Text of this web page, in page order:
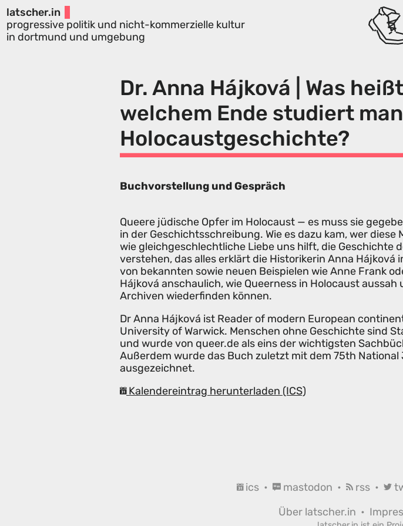
latscher.in
progressive politik und nicht-kommerzielle kultur
in dortmund und umgebung
Dr. Anna Hájková | Was
welchem Ende studiert
Holocaustgeschichte?
Buchvorstellung und Gespräch
Queere jüdische Opfer im Holocaust — es muss sie
in der Geschichtsschreibung. Wie es dazu kam, wer diese
wie gleichgeschlechtliche Liebe uns hilft, die Geschichte
verstehen, das alles erklärt die Historikerin Anna Hájková
von bekannten sowie neuen Beispielen wie Anne Frank
Hájková anschaulich, wie Queerness in Holocaust aussah
Archiven wiederfinden können.
Dr Anna Hájková ist Reader of modern European
University of Warwick. Menschen ohne Geschichte sind
und wurde von queer.de als eins der wichtigsten
Außerdem wurde das Buch zuletzt mit dem 75th Nation­al
ausgezeichnet.
Kalendereintrag herunterladen (ICS)
ics • mastodon • rss •
Über latscher.in •